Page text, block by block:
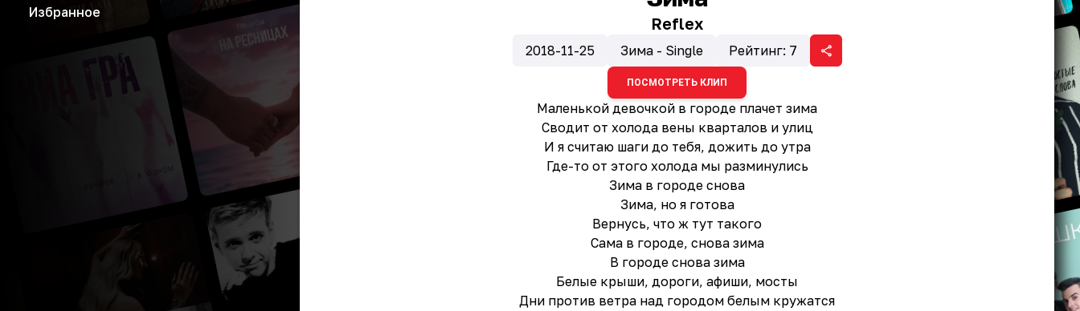
Избранное
Reflex
2018-11-25 Зима - Single Рейтинг: 7
ПОСМОТРЕТЬ КЛИП
Маленькой девочкой в городе плачет зима
Сводит от холода вены кварталов и улиц
И я считаю шаги до тебя, дожить до утра
Где-то от этого холода мы разминулись
Зима в городе снова
Зима, но я готова
Вернусь, что ж тут такого
Сама в городе, снова зима
В городе снова зима
Белые крыши, дороги, афиши, мосты
Дни против ветра над городом белым кружатся